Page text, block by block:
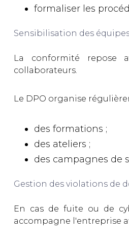
formaliser les
Sensibilisation des
La conformité repose
collaborateurs.
Le DPO organise
des formations ;
des ateliers ;
des campagnes de
Gestion des violations de
En cas de fuite ou de
accompagne l'entreprise